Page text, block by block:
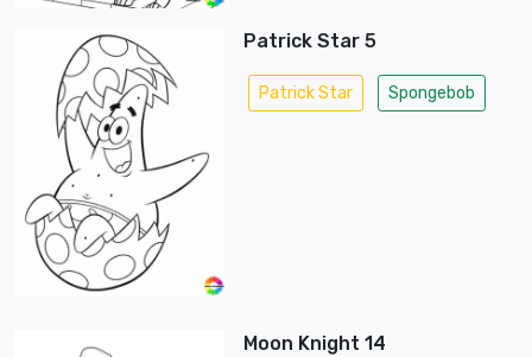
Patrick Star 5
Patrick Star Spongebob
Moon Knight 14